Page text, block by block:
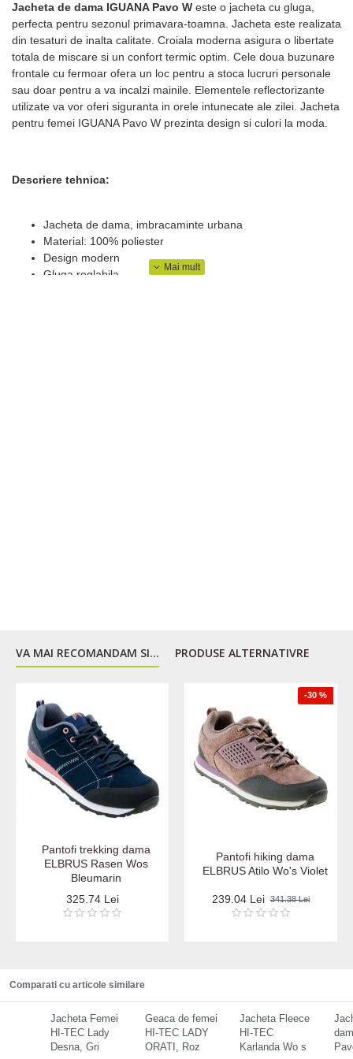
Jacheta de dama IGUANA Pavo W este o jacheta cu gluga,
perfecta pentru sezonul primavara-toamna. Jacheta este realizata
din tesaturi de inalta calitate. Croiala moderna asigura o libertate
totala de miscare si un confort termic optim. Cele doua buzunare
frontale cu fermoar ofera un loc pentru a stoca lucruri personale
sau doar pentru a va incalzi mainile. Elementele reflectorizante
utilizate va vor oferi siguranta in orele intunecate ale zilei. Jacheta
pentru femei IGUANA Pavo W prezinta design si culori la moda.
Descriere tehnica:
Jacheta de dama, imbracaminte urbana
Material: 100% poliester
Design modern
Gluga reglabila
VA MAI RECOMANDAM SI... PRODUSE ALTERNATIVRE
Pantofi trekking dama
ELBRUS Rasen Wos
Bleumarin
325.74 Lei
-30 %
Pantofi hiking dama
ELBRUS Atilo Wo's Violet
239.04 Lei 341.38 Lei
Comparati cu articole similare
Jacheta Femei
HI-TEC Lady
Desna, Gri
Geaca de femei
HI-TEC LADY
ORATI, Roz
Jacheta Fleece
HI-TEC
Karlanda Wo s